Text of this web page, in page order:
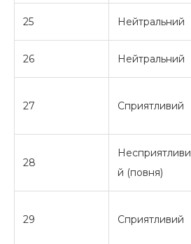
25 Нейтральний
26 Нейтральний
27 Сприятливий
28
Несприятливи
й (повня)
29 Сприятливий